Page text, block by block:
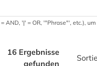
AND, '|' = OR, '"Phrase"', etc.),
16 Ergebnisse
gefunden